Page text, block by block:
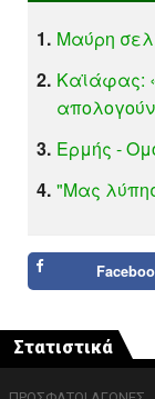
1. Μαύρη
2. Καϊάφας:
3. Ερμής -
4. "Μας
Στατιστικά